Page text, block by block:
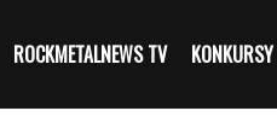
ROCKMETALNEWS TV KONKURSY